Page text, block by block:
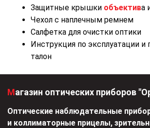
Защитные крышки объектива
Чехол с наплечным ремнем
Салфетка для очистки оптики
Инструкция по эксплуатации и
талон
Магазин оптических приборов
Оптические наблюдательные
и коллиматорные прицелы,